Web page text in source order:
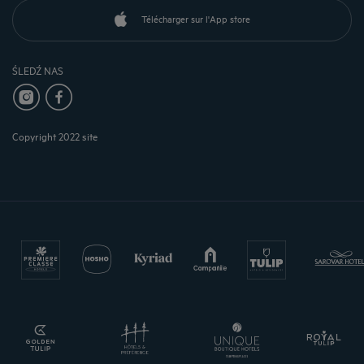
Télécharger sur l'App store
ŚLEDŹ NAS
Copyright 2022 site